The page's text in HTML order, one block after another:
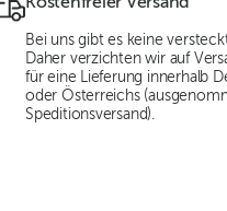
Bei uns gibt es keine
Daher verzichten wir auf
für eine Lieferung innerhalb
oder Österreichs
Speditionsversand).